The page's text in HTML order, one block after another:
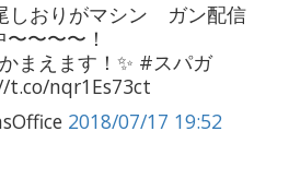
しおりがマシン ガン配信
〜〜〜〜！
まえます！✨ #スパガ
nqr1Es73ct
2018/07/17 19:52